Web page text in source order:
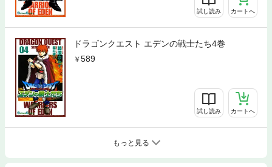
試し読み カートへ
ドラゴンクエスト エデンの戦士たち4巻
589
試し読み カートへ
もっと見る